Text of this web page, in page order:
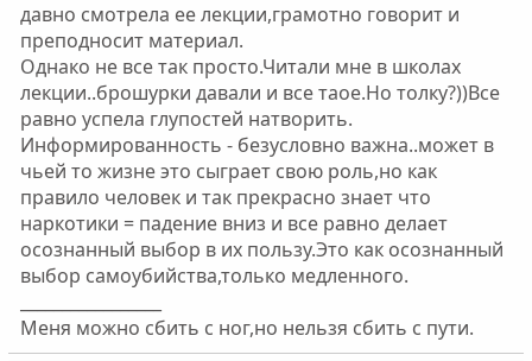
давно смотрела ее лекции,грамотно говорит и
преподносит материал.
Однако не все так просто.Читали мне в школах
лекции..брошурки давали и все таое.Но толку?))Все
равно успела глупостей натворить.
Информированность - безусловно важна..может в
чьей то жизне это сыграет свою роль,но как
правило человек и так прекрасно знает что
наркотики = падение вниз и все равно делает
осознанный выбор в их пользу.Это как осознанный
выбор самоубийства,только медленного.
Меня можно сбить с ног,но нельзя сбить с пути.